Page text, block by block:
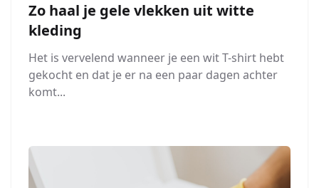
Zo haal je gele vlekken uit witte
kleding
Het is vervelend wanneer je een wit T-shirt hebt
gekocht en dat je er na een paar dagen achter
komt...